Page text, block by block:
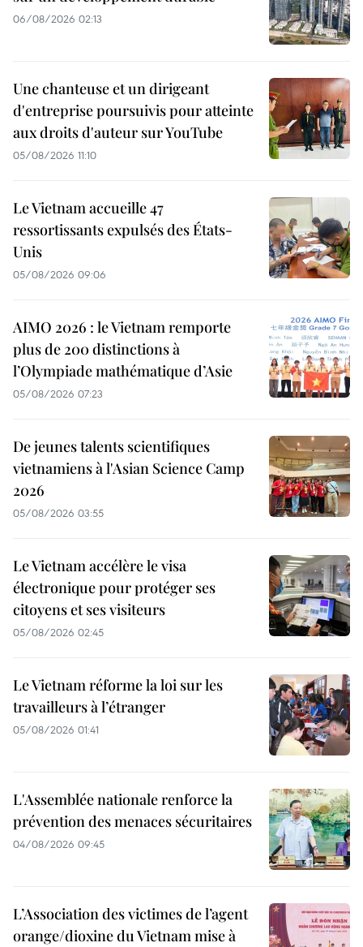
06/08/2026 02:13
Une chanteuse et un dirigeant
d'entreprise poursuivis pour atteinte
aux droits d'auteur sur YouTube
05/08/2026 11:10
Le Vietnam accueille 47
ressortissants expulsés des États-
Unis
05/08/2026 09:06
AIMO 2026 : le Vietnam remporte
plus de 200 distinctions à
l’Olympiade mathématique d’Asie
05/08/2026 07:23
De jeunes talents scientifiques
vietnamiens à l'Asian Science Camp
2026
05/08/2026 03:55
Le Vietnam accélère le visa
électronique pour protéger ses
citoyens et ses visiteurs
05/08/2026 02:45
Le Vietnam réforme la loi sur les
travailleurs à l’étranger
05/08/2026 01:41
L'Assemblée nationale renforce la
prévention des menaces sécuritaires
04/08/2026 09:45
L’Association des victimes de l’agent
orange/dioxine du Vietnam mise à